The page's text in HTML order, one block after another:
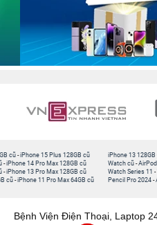
cũ -iPhone 15 Plus 128GB cũ
-iPhone 14 Pro Max 128GB cũ
-iPhone 13 Pro Max 128GB cũ
cũ-iPhone 11 Pro Max 64GB cũ
iPhone 13 128GB
Watch cũ -
Watch Series 11 -
Pencil Pro 2024 -
Bệnh Viện Điện Thoại, Laptop